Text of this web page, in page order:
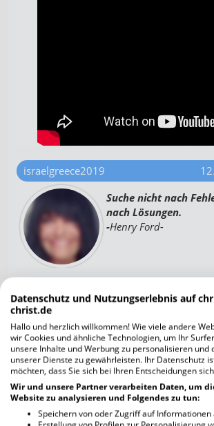
israelgreece2019
Suche nicht nach
nach Lösungen.
-Henry Ford-
BMX1
Oft verliert man das
man das Bessere
Pietro Metastasio
Sabine1970
Datenschutz und Nutzungserlebnis auf
christ.de
Hallo und herzlich willkommen! Wie viele andere
wir Cookies und ähnliche Technologien, um Ihr
unsere Inhalte und Werbung zu personalisieren und
unserer Dienste zu gewährleisten. Ihr Datenschutz
möchten, dass Sie sich bei Ihren Entscheidungen
Wir und unsere Partner verarbeiten Daten, um
Website zu analysieren und Folgendes zu tun:
Speichern von oder Zugriff auf